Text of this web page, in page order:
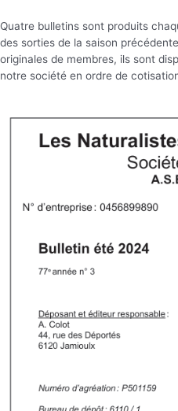
Quatre bulletins sont produits
des sorties de la saison
originales de membres, ils sont
notre société en ordre de